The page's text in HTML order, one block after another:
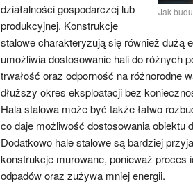
Jak
działalności gospodarczej lub
produkcyjnej. Konstrukcje
stalowe charakteryzują się również dużą
umożliwia dostosowanie hali do różnych
trwałość oraz odporność na różnorodne
dłuższy okres eksploatacji bez
Hala stalowa może być także łatwo
co daje możliwość dostosowania obiektu
Dodatkowo hale stalowe są bardziej
konstrukcje murowane, ponieważ proces
odpadów oraz zużywa mniej energii.